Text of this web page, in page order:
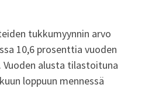
tukkumyynnin arvo
10,6 prosenttia vuoden
alusta tilastoituna
loppuun mennessä